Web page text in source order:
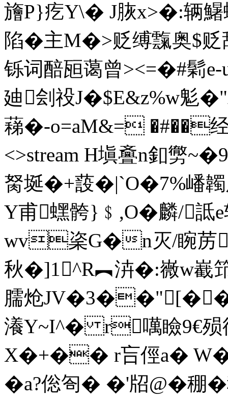
旝P}疙Y\� J脄x>�:辆鱪
陷�主M�>贬缚霼奥$贬
铄词醅瓸蔼曾><=�#
廸刽祋J�$E&z%w鬽
蕛�-o=aM&= �#��经
<>stream H塡斖n釦勶
胬埏�+蔎�|`O�7%嶓
Y甫蟔骻}﹩,O�麟/
wv秶G�n灭/睕苈
秋�]1^R︻泋�:嶶w
臑炝
瀁Y~I^� r噧瞼9€
X�+�� r吂俓a�
�a?倊匌� �'牊@�